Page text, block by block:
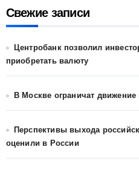
Свежие записи
Центробанк позволил
приобретать валюту
В Москве ограничат
Перспективы выхода
оценили в России